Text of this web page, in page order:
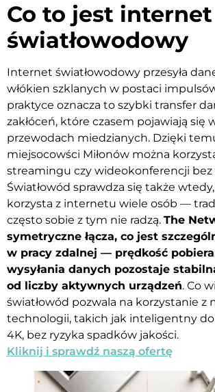
Co to jest internet
światłowodowy
Internet światłowodowy przesyła
włókien szklanych w postaci
praktyce oznacza to szybki transfer
zakłóceń, które czasem pojawiają się
przewodach miedzianych. Dzięki
miejsocowści Miłonów można
streamingu czy wideokonferencji bez
Światłowód sprawdza się także
korzysta z internetu wiele osób —
często sobie z tym nie radzą. The
symetryczne łącza, co jest
w pracy zdalnej — prędkość
wysyłania danych pozostaje
od liczby aktywnych urządzeń. Co
światłowód pozwala na korzystanie z
technologii, takich jak inteligentny
4K, bez ryzyka spadków jakości.
Kliknij i sprawdź naszą ofertę